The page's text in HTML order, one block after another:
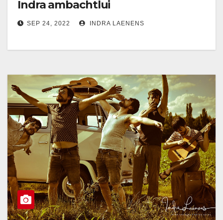
Indra ambachtlui
SEP 24, 2022 INDRA LAENENS